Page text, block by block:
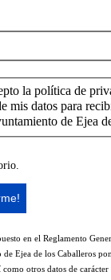
la política de
mis datos para
de Ejea
en el Reglamento
Ejea de los Caballeros
otros datos de carácter